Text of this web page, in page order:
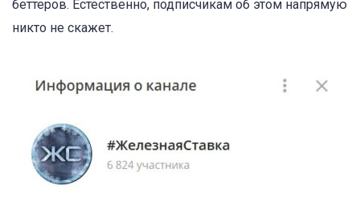
беттеров. Естественно, подписчикам об этом напрямую
никто не скажет.